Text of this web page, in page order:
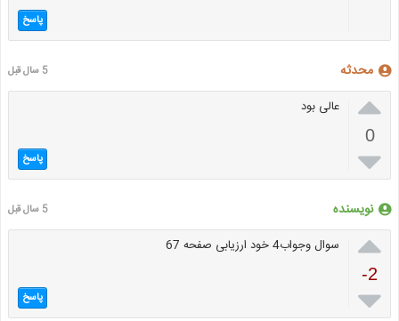
پاسخ
محدثه 5 سال قبل

0

عالی بود
پاسخ
نویسنده 5 سال قبل

-2

سوال وجواب4 خود ارزیابی صفحه 67
پاسخ